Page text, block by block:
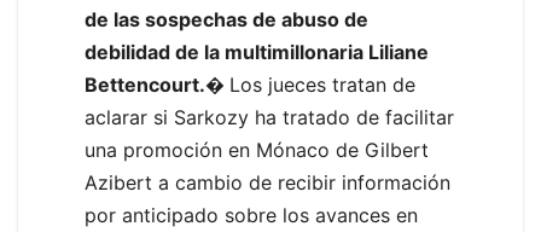
de las sospechas de abuso de
debilidad de la multimillonaria Liliane
Bettencourt.� Los jueces tratan de
aclarar si Sarkozy ha tratado de facilitar
una promoción en Mónaco de Gilbert
Azibert a cambio de recibir información
por anticipado sobre los avances en